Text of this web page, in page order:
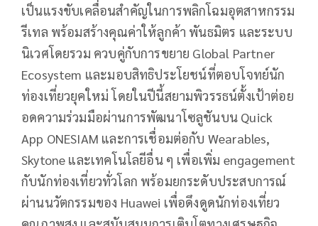
เป็นแรงขับเคลื่อนสำคัญในการพลิกโฉมอุตสาหกรรม
รีเทล พร้อมสร้างคุณค่าให้ลูกค้า พันธมิตร และระบบ
นิเวศโดยรวม ควบคู่กับการขยาย Global Partner
Ecosystem และมอบสิทธิประโยชน์ที่ตอบโจทย์นัก
ท่องเที่ยวยุคใหม่ โดยในปีนี้สยามพิวรรธน์ตั้งเป้าต่อย
อดความร่วมมือผ่านการพัฒนาโซลูชันบน Quick
App ONESIAM และการเชื่อมต่อกับ Wearables,
Skytone และเทคโนโลยีอื่น ๆ เพื่อเพิ่ม engagement
กับนักท่องเที่ยวทั่วโลก พร้อมยกระดับประสบการณ์
ผ่านนวัตกรรมของ Huawei เพื่อดึงดูดนักท่องเที่ยว